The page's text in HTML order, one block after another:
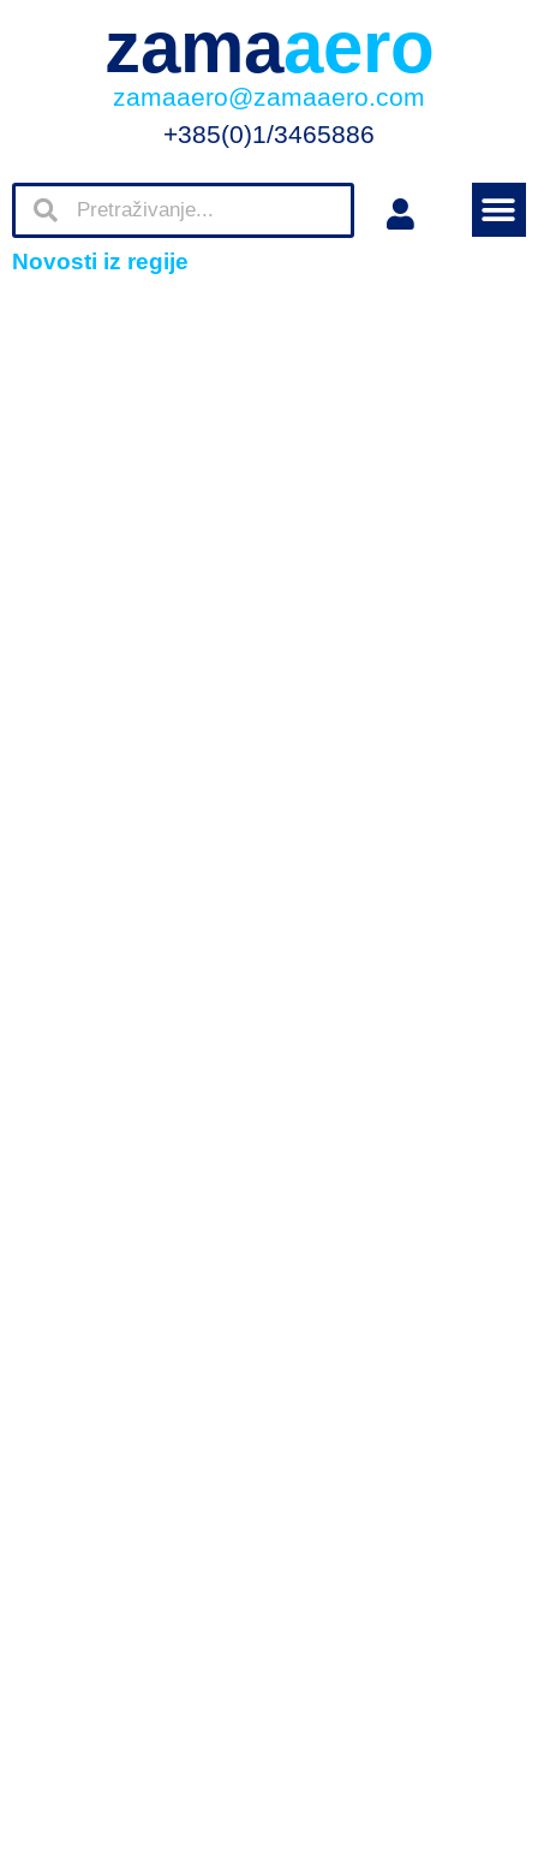
zamaaero
zamaaero@zamaaero.com
+385(0)1/3465886
Novosti iz regije